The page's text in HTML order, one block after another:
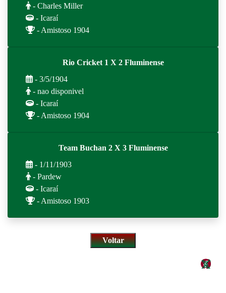
- Charles Miller
- Icaraí
- Amistoso 1904
Rio Cricket 1 X 2 Fluminense
- 3/5/1904
- nao disponivel
- Icaraí
- Amistoso 1904
Team Buchan 2 X 3 Fluminense
- 1/11/1903
- Pardew
- Icaraí
- Amistoso 1903